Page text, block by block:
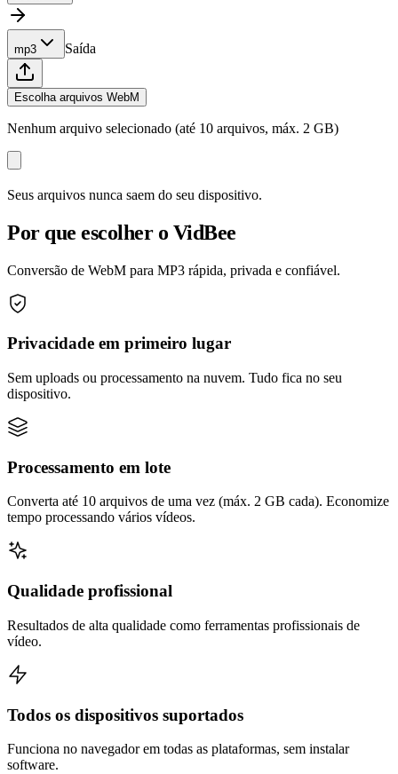
mp3 Saída
Escolha arquivos WebM
Nenhum arquivo selecionado (até 10 arquivos, máx. 2 GB)
Seus arquivos nunca saem do seu dispositivo.
Por que escolher o VidBee
Conversão de WebM para MP3 rápida, privada e confiável.
Privacidade em primeiro lugar
Sem uploads ou processamento na nuvem. Tudo fica no seu
dispositivo.
Processamento em lote
Converta até 10 arquivos de uma vez (máx. 2 GB cada). Economize
tempo processando vários vídeos.
Qualidade profissional
Resultados de alta qualidade como ferramentas profissionais de
vídeo.
Todos os dispositivos suportados
Funciona no navegador em todas as plataformas, sem instalar
software.